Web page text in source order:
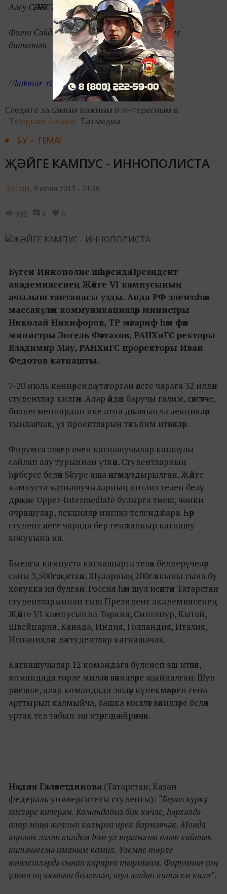
Алсу СӘЛӘХЕТДИНОВА
Фото Сәйдәш Мифтаховның соцчелтәрдәге
битеннән
//kukmor-rt.ru //
Следите за самым важным и интересным в
Telegram-канале Татмедиа
БУ – ТЕМА!
ҖӘЙГЕ КАМПУС - ИННОПОЛИСТА
автор, 9 июля 2017 - 21:36
902 0 0
Бүген Иннополис шәһәрендә Президент
академиясенең Җәйге VI кампусының
ачылыш тантанасы узды. Анда РФ элемтә һәм
массакүләм коммуникацияләр министры
Николай Никифоров, ТР мәгариф һәм фән
министры Энгель Фәттахов, РАНХиГС ректоры
Владимир Мау, РАНХиГС проректоры Иван
Федотов катнашты.
7-20 июль көннәрендә үтә торган әлеге чарага 32 илдән
студентлар килгән. Алар әйдәп баручы галим, сәясәтче,
бизнесменнардан ике атна дәвамында лекцияләр
тыңлаячак, үз проектларын тәкъдим итәчәкләр.
Форумга эләгер өчен катнашучылар катлаулы
сайлап алу турыннан үткән. Студентларның
һәрберсе белән Skype аша әңгәмә уздырылган. Җәйге
кампуста катнашучыларның инглиз телен белү
дәрәҗәсе Upper-Intermediate булырга тиеш, чөнки
очрашулар, лекцияләр инглиз телендә бара. Һәр
студент әлеге чарада бер генә тапкыр катнашу
хокукына ия.
Быелгы кампуста катнашырга теләк белдерүчеләр
саны 3,500гә җиткән. Шуларның 200гә якыны гына бу
хокукка ия булган. Россия һәм шул исәптән Татарстан
студентларыннан тыш Президент академиясенең
Җәйге VI кампусында Төркия, Сингапур, Кытай,
Швейцария, Канада, Индия, Голландия, Италия,
Испаниядән дә студентлар катнашачак.
Катнашучылар 12 командага бүленеп эш итәчәк,
командада төрле милләт вәкилләре җыйналган. Шул
рәвешле, алар командада эшләү күнекмәләрен генә
арттырып калмыйча, башка милләт вәкилләре белән
уртак тел табып эш итәргә дә өйрәнәчәк.
Надия Галәветдинова (Татарстан, Казан
федераль университеты студенты): “Бераз курку
хисләре кичерәм. Командабыз бик көчле, һәрхәлдә
алар миңа югалып калырга ирек бирмәячәк. Монда
яңалык эзләп килдем һәм ул яңалыкны алып кайтып
китәчәгемә иманым камил. Үземне төрле
юнәлешләрдә сынап карарга тырышам. Форумнан соң
үземә иң якынын билгеләп, шул юлдан китәсем килә”.